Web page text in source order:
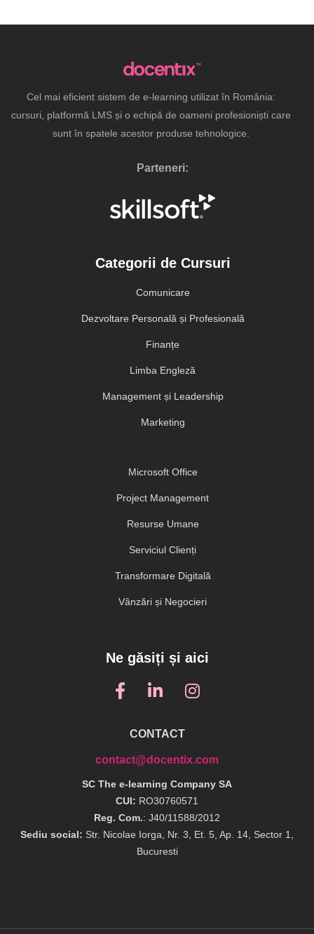
Cel mai eficient sistem de e-learning utilizat în România:
cursuri, platformă LMS și o echipă de oameni profesioniști care
sunt în spatele acestor produse tehnologice.
Parteneri:
Categorii de Cursuri
Comunicare
Dezvoltare Personală și Profesională
Finanțe
Limba Engleză
Management și Leadership
Marketing
Microsoft Office
Project Management
Resurse Umane
Serviciul Clienți
Transformare Digitală
Vânzări și Negocieri
Ne găsiți și aici
CONTACT
contact@docentix.com
SC The e-learning Company SA
CUI: RO30760571
Reg. Com.: J40/11588/2012
Sediu social: Str. Nicolae Iorga, Nr. 3, Et. 5, Ap. 14, Sector 1,
Bucuresti